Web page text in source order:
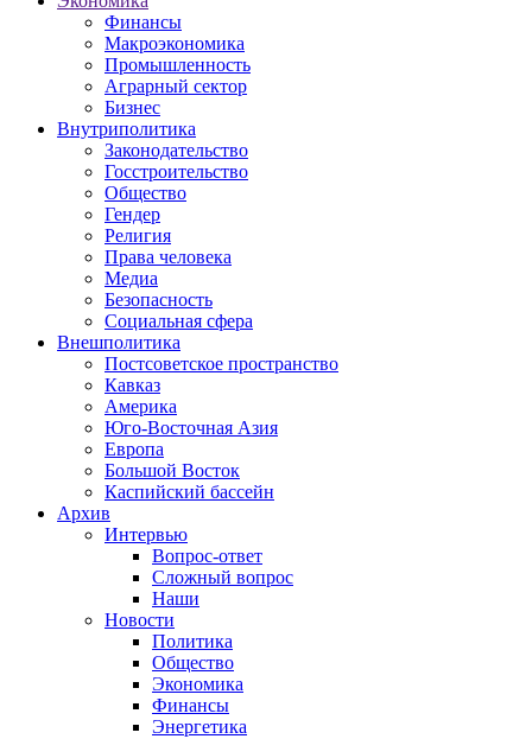
Финансы
Макроэкономика
Промышленность
Аграрный сектор
Бизнес
Внутриполитика
Законодательство
Госстроительство
Общество
Гендер
Религия
Права человека
Медиа
Безопасность
Социальная сфера
Внешполитика
Постсоветское пространство
Кавказ
Америка
Юго-Восточная Азия
Европа
Большой Восток
Каспийский бассейн
Архив
Интервью
Вопрос-ответ
Сложный вопрос
Наши
Новости
Политика
Общество
Экономика
Финансы
Энергетика